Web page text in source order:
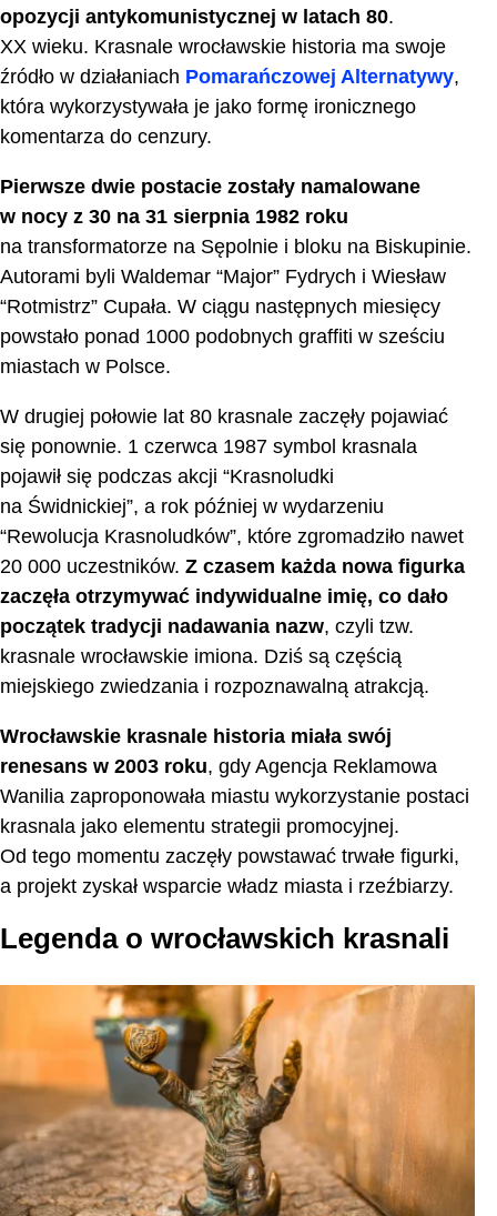
opozycji antykomunistycznej w latach 80.
XX wieku. Krasnale wrocławskie historia ma swoje
źródło w działaniach Pomarańczowej Alternatywy,
która wykorzystywała je jako formę ironicznego
komentarza do cenzury.
Pierwsze dwie postacie zostały namalowane
w nocy z 30 na 31 sierpnia 1982 roku
na transformatorze na Sępolnie i bloku na Biskupinie.
Autorami byli Waldemar “Major” Fydrych i Wiesław
“Rotmistrz” Cupała. W ciągu następnych miesięcy
powstało ponad 1000 podobnych graffiti w sześciu
miastach w Polsce.
W drugiej połowie lat 80 krasnale zaczęły pojawiać
się ponownie. 1 czerwca 1987 symbol krasnala
pojawił się podczas akcji “Krasnoludki
na Świdnickiej”, a rok później w wydarzeniu
“Rewolucja Krasnoludków”, które zgromadziło nawet
20 000 uczestników. Z czasem każda nowa figurka
zaczęła otrzymywać indywidualne imię, co dało
początek tradycji nadawania nazw, czyli tzw.
krasnale wrocławskie imiona. Dziś są częścią
miejskiego zwiedzania i rozpoznawalną atrakcją.
Wrocławskie krasnale historia miała swój
renesans w 2003 roku, gdy Agencja Reklamowa
Wanilia zaproponowała miastu wykorzystanie postaci
krasnala jako elementu strategii promocyjnej.
Od tego momentu zaczęły powstawać trwałe figurki,
a projekt zyskał wsparcie władz miasta i rzeźbiarzy.
Legenda o wrocławskich krasnali